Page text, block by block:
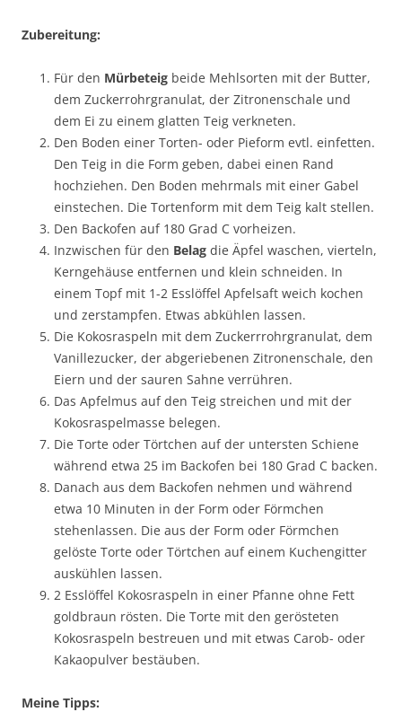
Zubereitung:
Für den Mürbeteig beide Mehlsorten mit der Butter,
dem Zuckerrohrgranulat, der Zitronenschale und
dem Ei zu einem glatten Teig verkneten.
Den Boden einer Torten- oder Pieform evtl. einfetten.
Den Teig in die Form geben, dabei einen Rand
hochziehen. Den Boden mehrmals mit einer Gabel
einstechen. Die Tortenform mit dem Teig kalt stellen.
Den Backofen auf 180 Grad C vorheizen.
Inzwischen für den Belag die Äpfel waschen, vierteln,
Kerngehäuse entfernen und klein schneiden. In
einem Topf mit 1-2 Esslöffel Apfelsaft weich kochen
und zerstampfen. Etwas abkühlen lassen.
Die Kokosraspeln mit dem Zuckerrrohrgranulat, dem
Vanillezucker, der abgeriebenen Zitronenschale, den
Eiern und der sauren Sahne verrühren.
Das Apfelmus auf den Teig streichen und mit der
Kokosraspelmasse belegen.
Die Torte oder Törtchen auf der untersten Schiene
während etwa 25 im Backofen bei 180 Grad C backen.
Danach aus dem Backofen nehmen und während
etwa 10 Minuten in der Form oder Förmchen
stehenlassen. Die aus der Form oder Förmchen
gelöste Torte oder Törtchen auf einem Kuchengitter
auskühlen lassen.
2 Esslöffel Kokosraspeln in einer Pfanne ohne Fett
goldbraun rösten. Die Torte mit den gerösteten
Kokosraspeln bestreuen und mit etwas Carob- oder
Kakaopulver bestäuben.
Meine Tipps: